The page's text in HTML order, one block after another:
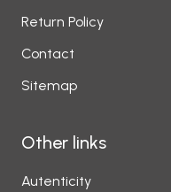
Return Policy
Contact
Sitemap
Other links
Autenticity